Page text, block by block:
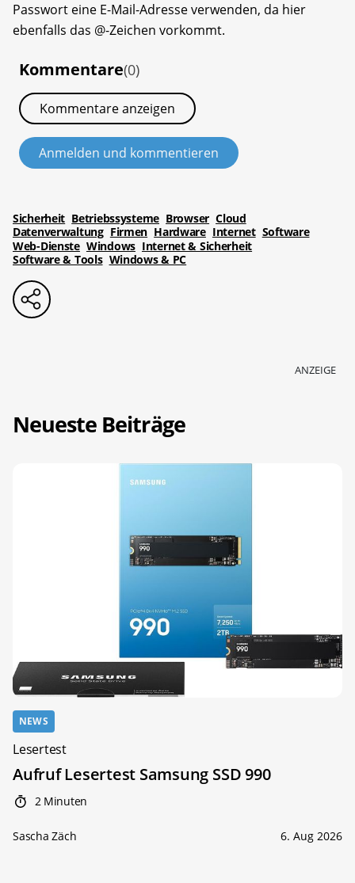
Passwort eine E-Mail-Adresse verwenden, da hier
ebenfalls das @-Zeichen vorkommt.
Kommentare(0)
Kommentare anzeigen
Anmelden und kommentieren
Sicherheit Betriebssysteme Browser Cloud
Datenverwaltung Firmen Hardware Internet Software
Web-Dienste Windows Internet & Sicherheit
Software & Tools Windows & PC
ANZEIGE
Neueste Beiträge
NEWS
Lesertest
Aufruf Lesertest Samsung SSD 990
2 Minuten
Sascha Zäch 6. Aug 2026